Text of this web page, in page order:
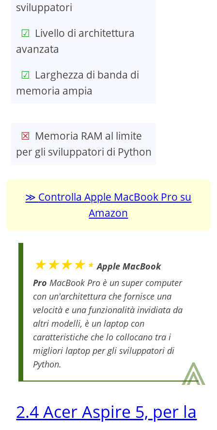
sviluppatori
Livello di architettura
avanzata
Larghezza di banda di
memoria ampia
Memoria RAM al limite
per gli sviluppatori di Python
Controlla Apple MacBook Pro su
Amazon
★★★★⋆ Apple MacBook
Pro MacBook Pro è un super computer
con un'architettura che fornisce una
velocità e una funzionalità invidiata da
altri modelli, è un laptop con
caratteristiche che lo collocano tra i
migliori laptop per gli sviluppatori di
Python.
2.4 Acer Aspire 5, per la
⩓